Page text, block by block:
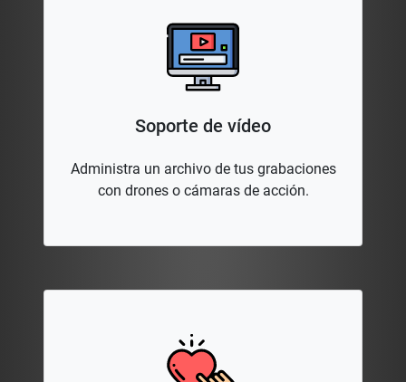
Soporte de vídeo
Administra un archivo de tus grabaciones
con drones o cámaras de acción.